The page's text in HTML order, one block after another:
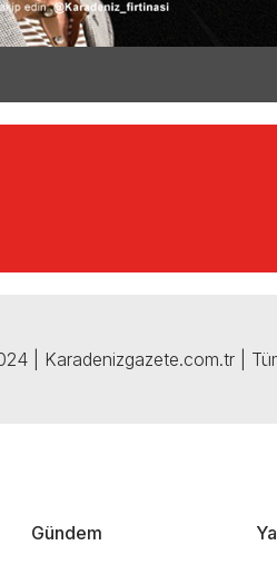
| Karadenizgazete.com.tr | Tüm
Gündem